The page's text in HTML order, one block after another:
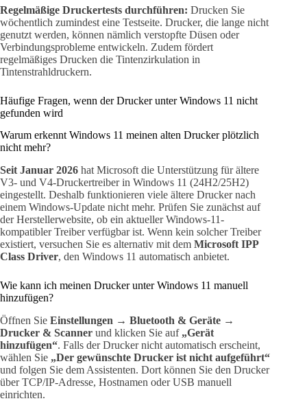
Regelmäßige Druckertests durchführen: Drucken Sie
wöchentlich zumindest eine Testseite. Drucker, die lange nicht
genutzt werden, können nämlich verstopfte Düsen oder
Verbindungsprobleme entwickeln. Zudem fördert
regelmäßiges Drucken die Tintenzirkulation in
Tintenstrahldruckern.
Häufige Fragen, wenn der Drucker unter Windows 11 nicht
gefunden wird
Warum erkennt Windows 11 meinen alten Drucker plötzlich
nicht mehr?
Seit Januar 2026 hat Microsoft die Unterstützung für ältere
V3- und V4-Druckertreiber in Windows 11 (24H2/25H2)
eingestellt. Deshalb funktionieren viele ältere Drucker nach
einem Windows-Update nicht mehr. Prüfen Sie zunächst auf
der Herstellerwebsite, ob ein aktueller Windows-11-
kompatibler Treiber verfügbar ist. Wenn kein solcher Treiber
existiert, versuchen Sie es alternativ mit dem Microsoft IPP
Class Driver, den Windows 11 automatisch anbietet.
Wie kann ich meinen Drucker unter Windows 11 manuell
hinzufügen?
Öffnen Sie Einstellungen → Bluetooth & Geräte →
Drucker & Scanner und klicken Sie auf „Gerät
hinzufügen“. Falls der Drucker nicht automatisch erscheint,
wählen Sie „Der gewünschte Drucker ist nicht aufgeführt“
und folgen Sie dem Assistenten. Dort können Sie den Drucker
über TCP/IP-Adresse, Hostnamen oder USB manuell
einrichten.